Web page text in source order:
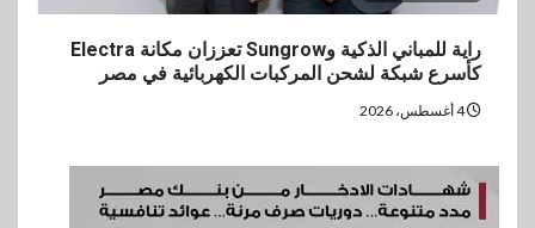
راية للمباني الذكية وSungrow تعززان مكانة Electra
كأسرع شبكة لشحن المركبات الكهربائية في مصر
4 أغسطس، 2026